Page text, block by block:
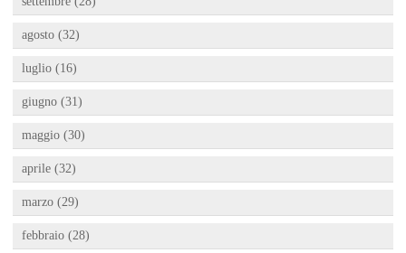
agosto (32)
luglio (16)
giugno (31)
maggio (30)
aprile (32)
marzo (29)
febbraio (28)